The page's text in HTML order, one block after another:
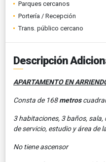
Parques cercanos
Portería / Recepción
Trans. público cercano
Descripción
APARTAMENTO EN
Consta de 168metros
3 habitaciones, 3 baños,
de servicio, estudio y área de
No tiene ascensor